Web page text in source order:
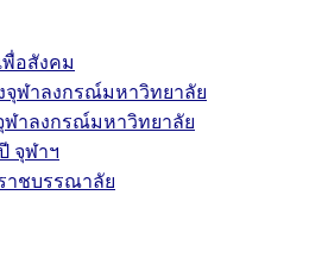
อสังคม
จุฬาลงกรณ์มหาวิทยาลัย
ฬาลงกรณ์มหาวิทยาลัย
จุฬาฯ
าชบรรณาลัย